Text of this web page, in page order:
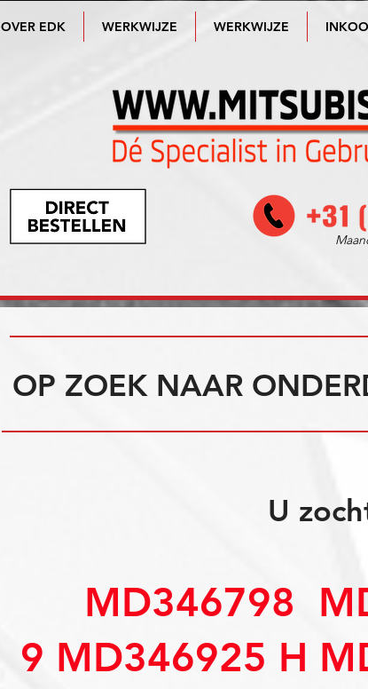
OVER EDK WERKWIJZE WERKWIJZE
OP ZOEK NAAR
U
MD346798
9 MD346925 H